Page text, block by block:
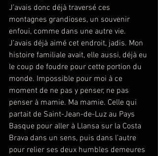
J’avais donc déjà traversé ces
montagnes grandioses, un souvenir
enfoui, comme dans une autre vie.
J’avais déjà aimé cet endroit, jadis. Mon
histoire familiale avait, elle aussi, déjà eu
le coup de foudre pour cette portion du
monde. Impossible pour moi à ce
moment de ne pas y penser, ne pas
penser à mamie. Ma mamie. Celle qui
partait de Saint-Jean-de-Luz au Pays
Basque pour aller à Llansa sur la Costa
Brava dans un sens, puis dans l’autre
pour relier ses deux humbles demeures